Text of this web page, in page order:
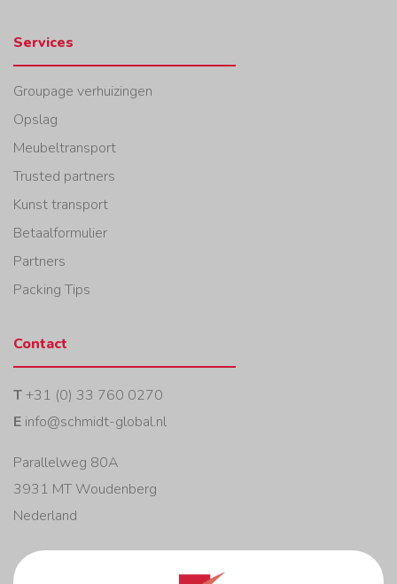
Services
Groupage verhuizingen
Opslag
Meubeltransport
Trusted partners
Kunst transport
Betaalformulier
Partners
Packing Tips
Contact
T+31 (0) 33 760 0270
E info@schmidt-global.nl
Parallelweg 80A
3931 MT Woudenberg
Nederland